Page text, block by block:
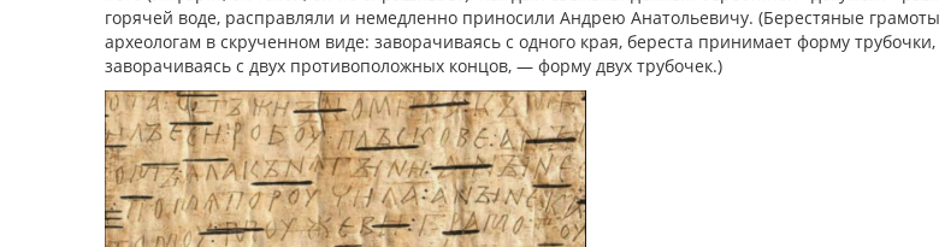
горячей воде, расправляли и немедленно приносили Андрею Анатольевичу. (Берестяные
археологам в скрученном виде: заворачиваясь с одного края, береста принимает форму трубочки,
заворачиваясь с двух противоположных концов, — форму двух трубочек.)